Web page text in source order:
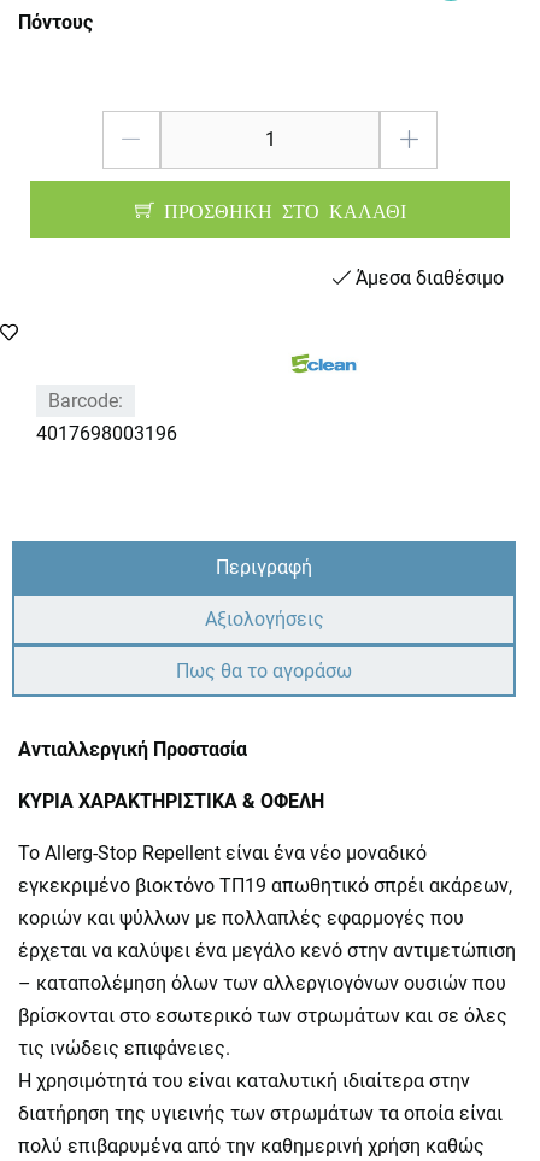
Πόντους
ΠΡΟΣΘΗΚΗ ΣΤΟ ΚΑΛΑΘΙ
Άμεσα διαθέσιμο
Barcode:
4017698003196
Περιγραφή
Αξιολογήσεις
Πως θα το αγοράσω
Αντιαλλεργική Προστασία
ΚΥΡΙΑ ΧΑΡΑΚΤΗΡΙΣΤΙΚΑ & ΟΦΕΛΗ
Το Allerg-Stop Repellent είναι ένα νέο μοναδικό
εγκεκριμένο βιοκτόνο ΤΠ19 απωθητικό σπρέι ακάρεων,
κοριών και ψύλλων με πολλαπλές εφαρµογές που
έρχεται να καλύψει ένα µεγάλο κενό στην αντιµετώπιση
– καταπολέµηση όλων των αλλεργιογόνων ουσιών που
βρίσκονται στο εσωτερικό των στρωµάτων και σε όλες
τις ινώδεις επιφάνειες.
Η χρησιμότητά του είναι καταλυτική ιδιαίτερα στην
διατήρηση της υγιεινής των στρωμάτων τα οποία είναι
πολύ επιβαρυμένα από την καθημερινή χρήση καθώς